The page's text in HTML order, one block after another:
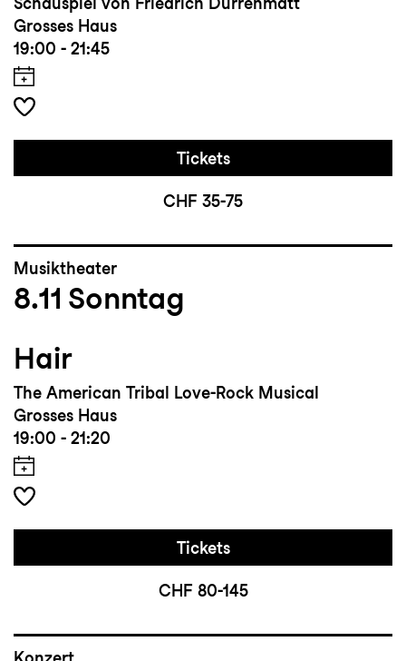
Grosses Haus
19:00 - 21:45
Tickets
CHF 35-75
Musiktheater
8.11 Sonntag
Hair
The American Tribal Love-Rock Musical
Grosses Haus
19:00 - 21:20
Tickets
CHF 80-145